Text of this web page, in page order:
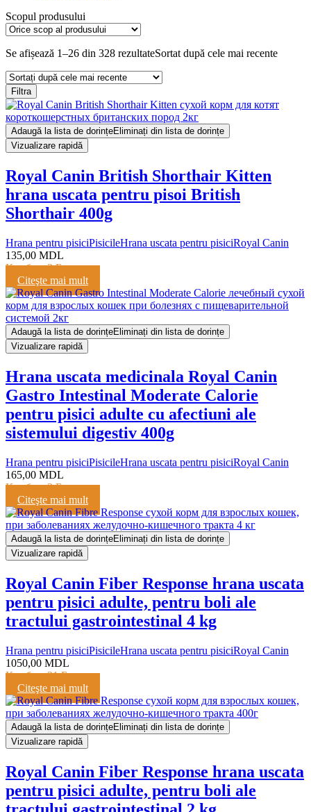
Scopul produsului
Se afișează 1–26 din 328 rezultateSortat după cele mai recente
Filtra
Adaugă la lista de dorințeEliminați din lista de dorințe
Vizualizare rapidă
Royal Canin British Shorthair Kitten
hrana uscata pentru pisoi British
Shorthair 400g
Hrana pentru pisiciPisicileHrana uscata pentru pisiciRoyal Canin
135,00 MDL
Кешбэк:3 Балла
Citeşte mai mult
Adaugă la lista de dorințeEliminați din lista de dorințe
Vizualizare rapidă
Hrana uscata medicinala Royal Canin
Gastro Intestinal Moderate Calorie
pentru pisici adulte cu afectiuni ale
sistemului digestiv 400g
Hrana pentru pisiciPisicileHrana uscata pentru pisiciRoyal Canin
165,00 MDL
Кешбэк:3 Балла
Citeşte mai mult
Adaugă la lista de dorințeEliminați din lista de dorințe
Vizualizare rapidă
Royal Canin Fiber Response hrana uscata
pentru pisici adulte, pentru boli ale
tractului gastrointestinal 4 kg
Hrana pentru pisiciPisicileHrana uscata pentru pisiciRoyal Canin
1050,00 MDL
Кешбэк:21 Балл
Citeşte mai mult
Adaugă la lista de dorințeEliminați din lista de dorințe
Vizualizare rapidă
Royal Canin Fiber Response hrana uscata
pentru pisici adulte, pentru boli ale